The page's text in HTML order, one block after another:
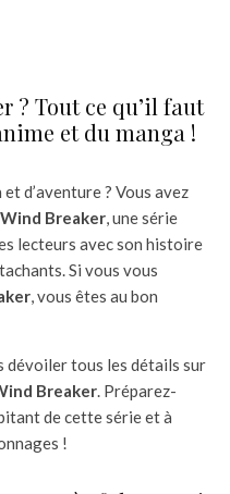
? Tout ce qu’il faut
et du manga !
d’aventure ? Vous avez
Wind Breaker, une série
lecteurs avec son histoire
Si vous vous
, vous êtes au bon
dévoiler tous les détails sur
Breaker. Préparez-
de cette série et à
!